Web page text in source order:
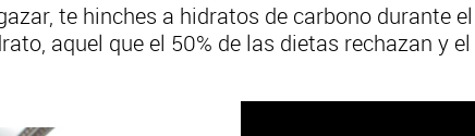
te hinches a hidratos de carbono durante
aquel que el 50% de las dietas rechazan y